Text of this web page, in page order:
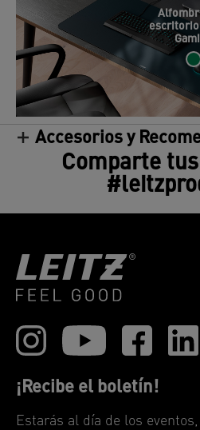
escritorio
Accesorios y
Comparte
¡Recibe el boletín!
Estarás al día de los